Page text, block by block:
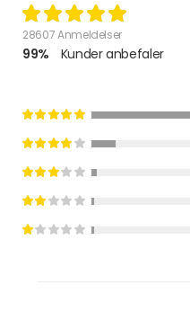
28607 Anmeldelser
99% Kunder anbefaler